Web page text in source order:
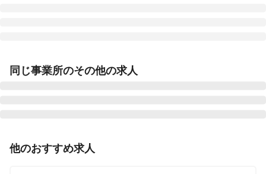
愛知県豊田市浄水町原山277
医療施設型ホスピス 医心館府中
同じ事業所のその他の求人
正看護師 正社員（常勤）
【練馬区 / 平和台駅】医療施設型ホスピス / 施設内訪問
他のおすすめ求人